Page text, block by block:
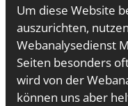
Um diese Website
auszurichten,
Webanalysedienst
Seiten besonders
wird von der
können uns aber